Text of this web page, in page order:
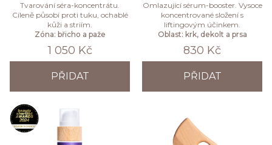
Tvarování séra-koncentrátu.
Cíleně působí proti tuku, ochablé
kůži a striím.
Zóna: břicho a paže
1 050 Kč
PŘIDAT
Omlazující sérum-booster. Vysoce
koncentrované složení s
liftingovým účinkem.
Oblast: krk, dekolt a prsa
830 Kč
PŘIDAT